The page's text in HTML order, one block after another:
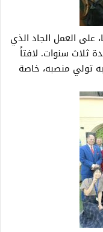
على العمل الجاد الذي
ثلاث سنوات. لافتاً
تولي منصبه، خاصة